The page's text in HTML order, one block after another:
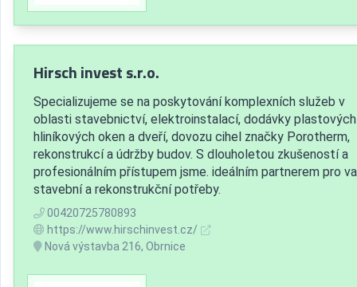
Hirsch invest s.r.o.
Specializujeme se na poskytování komplexních služeb v
oblasti stavebnictví, elektroinstalací, dodávky
hliníkových oken a dveří, dovozu cihel značky Porotherm,
rekonstrukcí a údržby budov. S dlouholetou zkušeností a
profesionálním přístupem jsme. ideálním partnerem pro
stavební a rekonstrukční potřeby.
00420725780893
https://www.hirschinvest.cz/
Nová výstavba 216, Obrnice